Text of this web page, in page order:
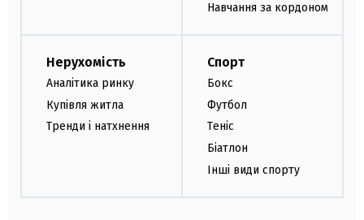
Навчання за кордоном
Нерухомість
Аналітика ринку
Купівля житла
Тренди і натхнення
Спорт
Бокс
Футбол
Теніс
Біатлон
Інші види спорту